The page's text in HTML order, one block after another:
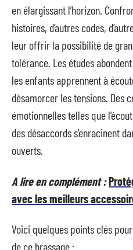
en élargissant l’horizon.
histoires, d’autres codes,
leur offrir la possibilité de
tolérance. Les études
les enfants apprennent à
désamorcer les tensions. Des
émotionnelles telles que
des désaccords s’enracinent
ouverts.
A lire en complément :
avec les meilleurs
Voici quelques points clés
de ce brassage :